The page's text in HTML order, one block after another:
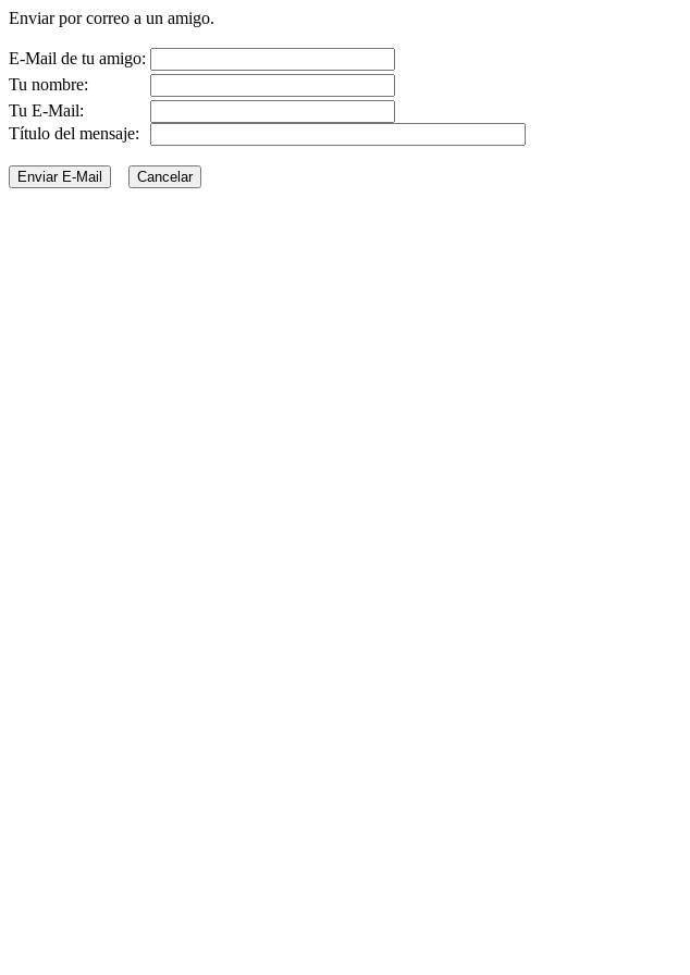
Enviar por correo a un amigo.
E-Mail de tu amigo:
Tu nombre:
Tu E-Mail:
Título del mensaje: